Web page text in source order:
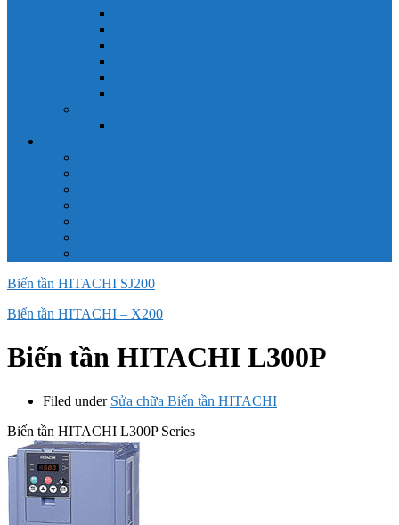
Biến tần HITACHI SJ200
Biến tần HITACHI – X200
Biến tần HITACHI L300P
Filed under Sửa chữa Biến tần HITACHI
Biến tần HITACHI L300P Series